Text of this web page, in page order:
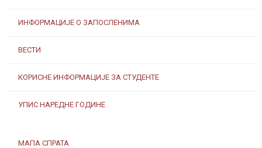
ИНФОРМАЦИЈЕ О ЗАПОСЛЕНИМА
ВЕСТИ
КОРИСНЕ ИНФОРМАЦИЈЕ ЗА СТУДЕНТЕ
УПИС НАРЕДНЕ ГОДИНЕ
МАПА СПРАТА